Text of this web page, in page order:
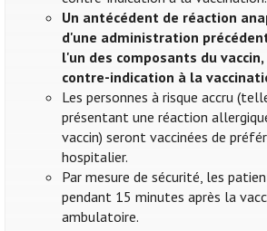
Un antécédent de réaction
d'une administration
l'un des composants du
contre-indication à la
Les personnes à risque accru
présentant une réaction
vaccin) seront vaccinées de
hospitalier.
Par mesure de sécurité, les
pendant 15 minutes après la
ambulatoire.